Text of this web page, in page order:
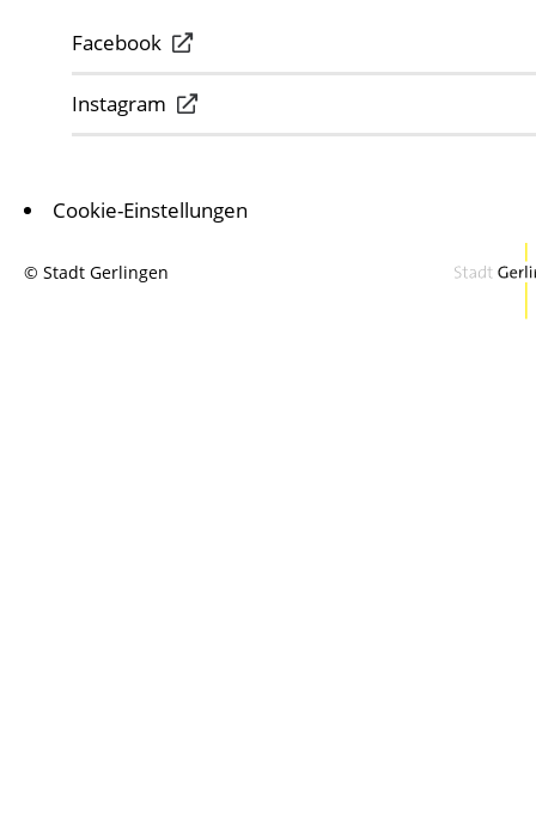
Facebook
Instagram
Cookie-Einstellungen
© Stadt Gerlingen